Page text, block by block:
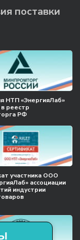
поставки
НТП «ЭнергияЛаб»
реестр
РФ
участника ООО
ассоциации
индустрии